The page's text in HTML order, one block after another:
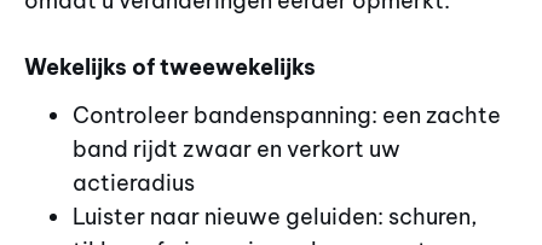
Wekelijks of tweewekelijks
Controleer bandenspanning: een zachte
band rijdt zwaar en verkort uw
actieradius
Luister naar nieuwe geluiden: schuren,